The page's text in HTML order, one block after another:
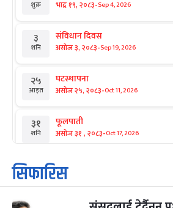
शुक्र भाद्र १९, २०८३-Sep 4, 2026
३
शनि
संविधान दिवस
असोज ३, २०८३-Sep 19, 2026
२५
आइत
घटस्थापना
असोज २५, २०८३-Oct 11, 2026
३१
शनि
फूलपाती
असोज ३१ , २०८३-Oct 17, 2026
१
आइत
कार्तिक सङ्क्रान्ति
कार्तिक १, २०८३
सिफारिस